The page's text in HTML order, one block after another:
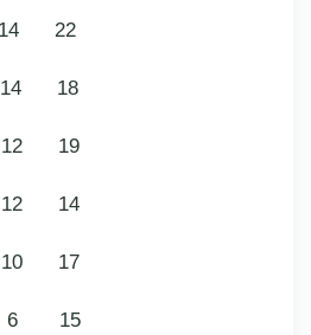
14 22
14 18
12 19
12 14
10 17
6 15